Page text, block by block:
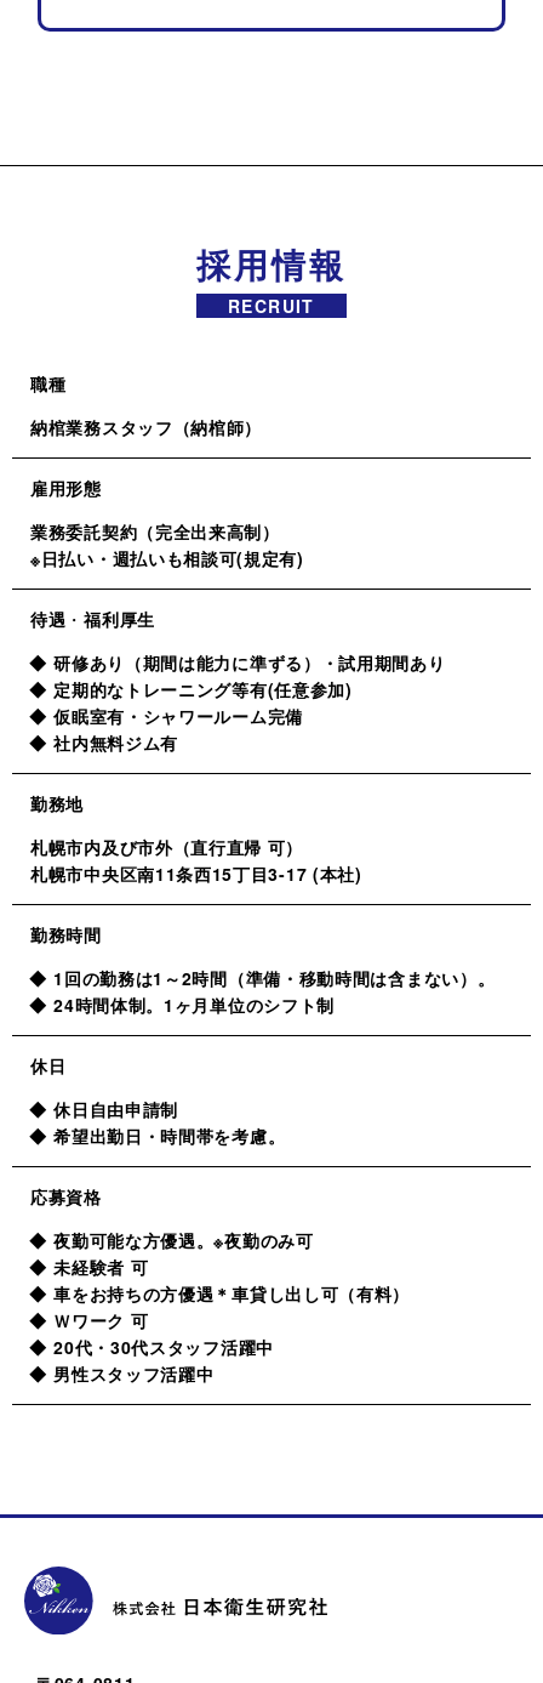
採用情報
RECRUIT
職種
納棺業務スタッフ（納棺師）
雇用形態
業務委託契約（完全出来高制）
※日払い・週払いも相談可(規定有)
待遇 ・福利厚生
研修あり（期間は能力に準ずる）・試用期間あり
定期的なトレーニング等有(任意参加)
仮眠室有・シャワールーム完備
社内無料ジム有
勤務地
札幌市内及び市外（直行直帰 可）
札幌市中央区南11条西15丁目3-17 (本社)
勤務時間
1回の勤務は1～2時間（準備・移動時間は含まない）。
24時間体制。1ヶ月単位のシフト制
休日
休日自由申請制
希望出勤日・時間帯を考慮。
応募資格
夜勤可能な方優遇。※夜勤のみ可
未経験者 可
車をお持ちの方優遇＊車貸し出し可（有料）
Ｗワーク 可
20代・30代スタッフ活躍中
男性スタッフ活躍中